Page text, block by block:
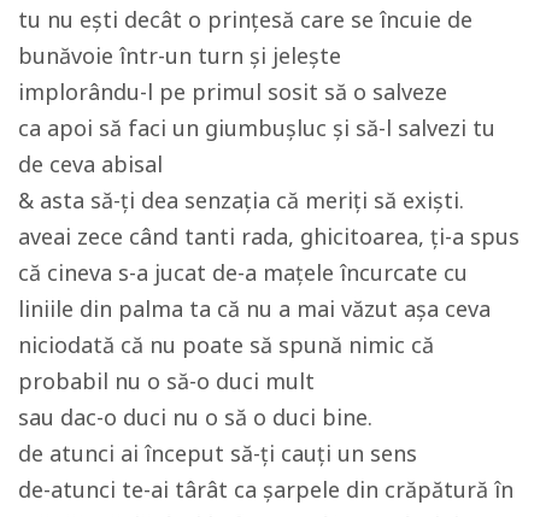
tu nu ești decât o prințesă care se încuie de
bunăvoie într-un turn și jelește
implorându-l pe primul sosit să o salveze
ca apoi să faci un giumbușluc și să-l salvezi tu
de ceva abisal
& asta să-ți dea senzația că meriți să exiști.
aveai zece când tanti rada, ghicitoarea, ți-a spus
că cineva s-a jucat de-a mațele încurcate cu
liniile din palma ta că nu a mai văzut așa ceva
niciodată că nu poate să spună nimic că
probabil nu o să-o duci mult
sau dac-o duci nu o să o duci bine.
de atunci ai început să-ți cauți un sens
de-atunci te-ai târât ca șarpele din crăpătură în